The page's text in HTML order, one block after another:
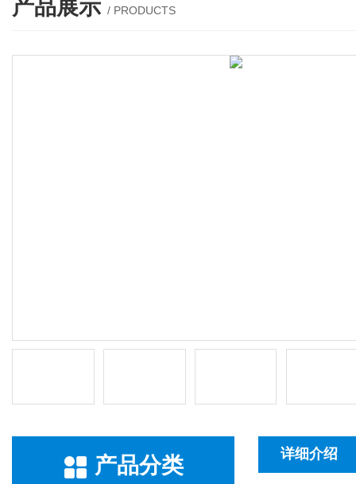
产品展示 / PRODUCTS
产品分类 详细介绍